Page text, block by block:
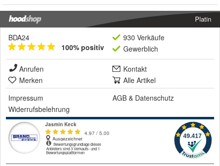
Platin
BDA24
100% positiv
930 Verkäufe
Gewerblich
Anrufen
Kontakt
Merken
Alle Artikel
Impressum
AGB & Datenschutz
Widerrufsbelehrung